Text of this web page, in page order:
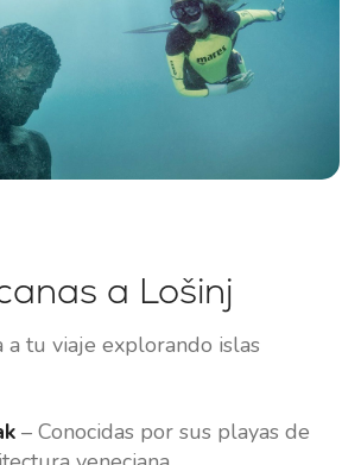
a Lošinj
a tu viaje explorando islas
– Conocidas por sus playas de